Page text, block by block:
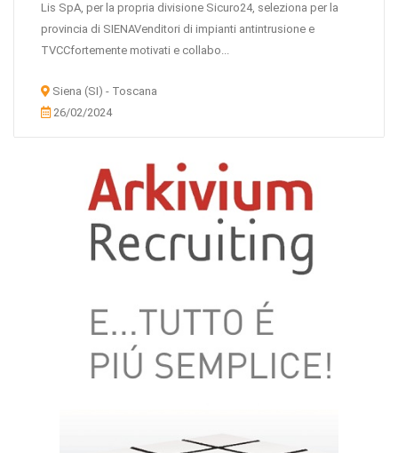
Lis SpA, per la propria divisione Sicuro24, seleziona per la
provincia di SIENAVenditori di impianti antintrusione e
TVCCfortemente motivati e collabo...
Siena (SI) - Toscana
26/02/2024